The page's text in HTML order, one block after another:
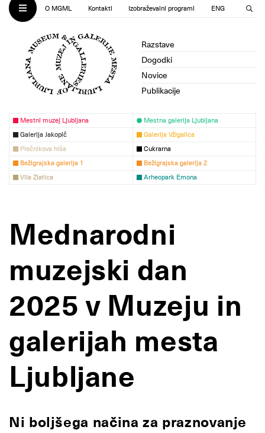
O MGML Kontakti Izobraževalni programi ENG
Razstave
Dogodki
Novice
Publikacije
Mestni muzej Ljubljana
Mestna galerija Ljubljana
Galerija Jakopič
Galerija Vžigalica
Plečnikova hiša
Cukrarna
Bežigrajska galerija 1
Bežigrajska galerija 2
Vila Zlatica
Arheopark Emona
Mednarodni
muzejski dan
2025 v Muzeju in
galerijah mesta
Ljubljane
Ni boljšega načina za praznovanje